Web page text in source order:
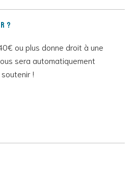
?
ou plus donne droit à une
sera automatiquement
!